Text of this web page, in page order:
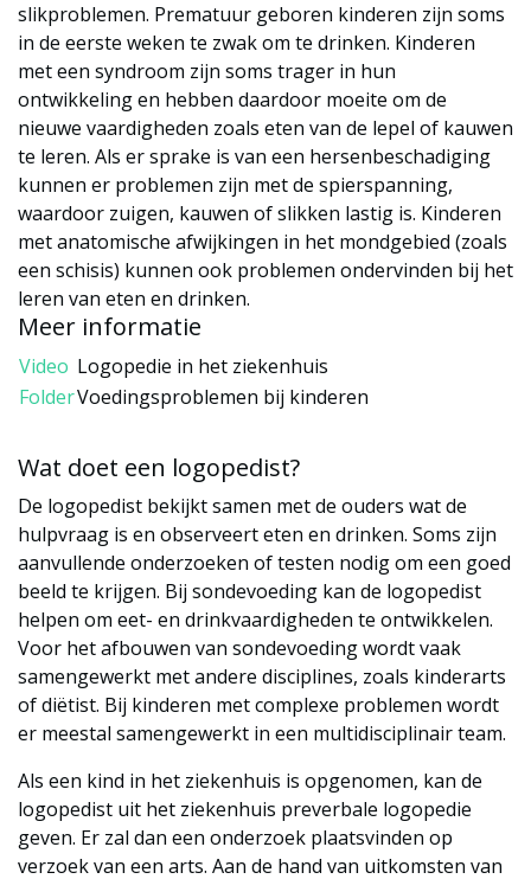
slikproblemen. Prematuur geboren kinderen zijn soms
in de eerste weken te zwak om te drinken. Kinderen
met een syndroom zijn soms trager in hun
ontwikkeling en hebben daardoor moeite om de
nieuwe vaardigheden zoals eten van de lepel of kauwen
te leren. Als er sprake is van een hersenbeschadiging
kunnen er problemen zijn met de spierspanning,
waardoor zuigen, kauwen of slikken lastig is. Kinderen
met anatomische afwijkingen in het mondgebied (zoals
een schisis) kunnen ook problemen ondervinden bij het
leren van eten en drinken.
Meer informatie
Video Logopedie in het ziekenhuis
FolderVoedingsproblemen bij kinderen
Wat doet een logopedist?
De logopedist bekijkt samen met de ouders wat de
hulpvraag is en observeert eten en drinken. Soms zijn
aanvullende onderzoeken of testen nodig om een goed
beeld te krijgen. Bij sondevoeding kan de logopedist
helpen om eet- en drinkvaardigheden te ontwikkelen.
Voor het afbouwen van sondevoeding wordt vaak
samengewerkt met andere disciplines, zoals kinderarts
of diëtist. Bij kinderen met complexe problemen wordt
er meestal samengewerkt in een multidisciplinair team.
Als een kind in het ziekenhuis is opgenomen, kan de
logopedist uit het ziekenhuis preverbale logopedie
geven. Er zal dan een onderzoek plaatsvinden op
verzoek van een arts. Aan de hand van uitkomsten van